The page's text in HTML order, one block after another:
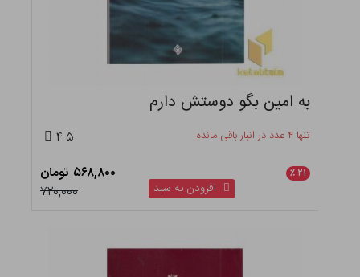
به امین بگو دوستش دارم
تنها ۴ عدد در انبار باقی مانده ۴.۵
۲۱ ٪
۵۶۸,۸۰۰ تومان
۷۲۰,۰۰۰
افزودن به سبد